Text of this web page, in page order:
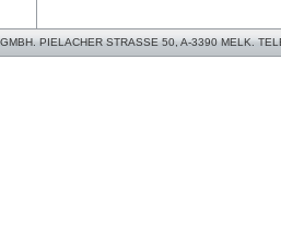
PIELACHER STRASSE 50, A-3390 MELK.